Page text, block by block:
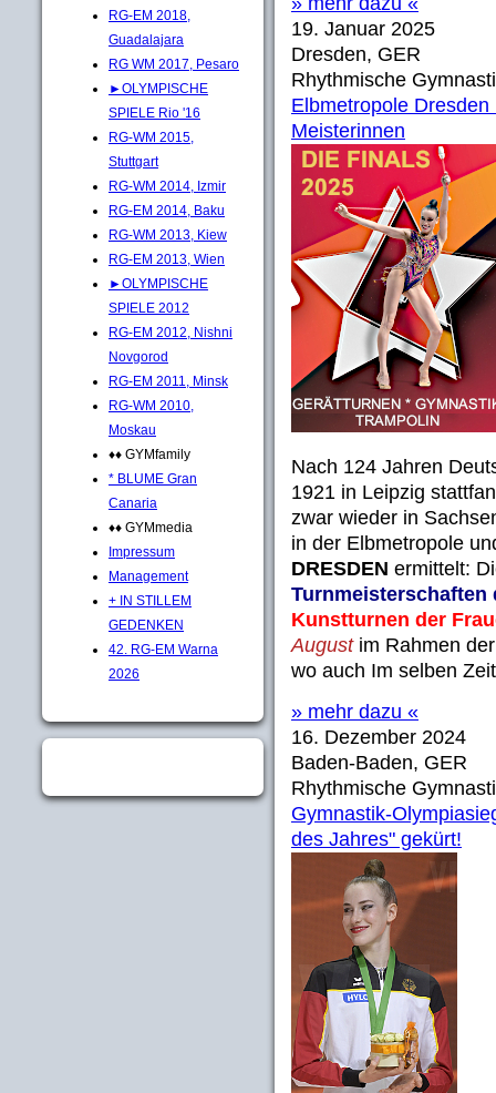
RG-EM 2018,
Guadalajara
RG WM 2017, Pesaro
►OLYMPISCHE
SPIELE Rio '16
RG-WM 2015,
Stuttgart
RG-WM 2014, Izmir
RG-EM 2014, Baku
RG-WM 2013, Kiew
RG-EM 2013, Wien
►OLYMPISCHE
SPIELE 2012
RG-EM 2012, Nishni
Novgorod
RG-EM 2011, Minsk
RG-WM 2010,
Moskau
♦♦ GYMfamily
* BLUME Gran
Canaria
♦♦ GYMmedia
Impressum
Management
+ IN STILLEM
GEDENKEN
42. RG-EM Warna
2026
19. Januar 2025
Dresden, GER
Rhythmische
Elbmetropole
Meisterinnen
Nach 124 Jahren
1921 in Leipzig
zwar wieder in
in der Elbmetropole
DRESDEN ermittelt:
Turnmeisterschaften
Kunstturnen der
Augustim Rahmen
wo auch Im selben
» mehr dazu «
16. Dezember 2024
Baden-Baden, GER
Rhythmische
Gymnastik-
des Jahres" gekürt!